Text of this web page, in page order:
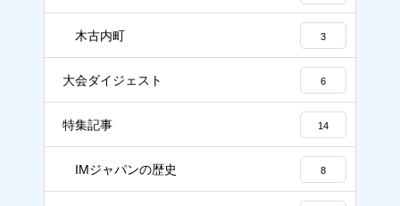
木古内町 3
大会ダイジェスト 6
特集記事 14
IMジャパンの歴史 8